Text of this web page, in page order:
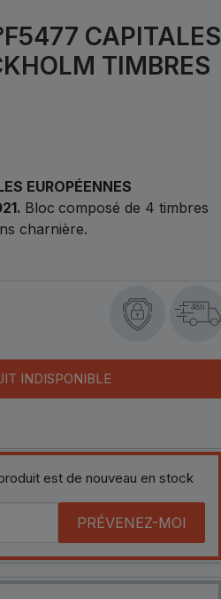
CAPITALES
TIMBRES
EUROPÉENNES
Bloc composé de 4 timbres
charnière.
48h
INDISPONIBLE
est de nouveau en stock
PRÉVENEZ-MOI